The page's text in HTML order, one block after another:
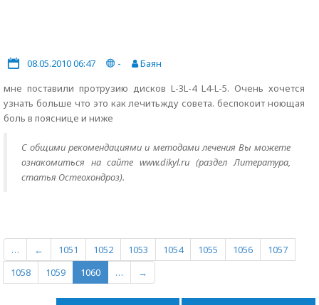
08.05.2010 06:47 -
Баян
мне поставили протрузию дисков L-3L-4 L4-L-5. Очень хочется
узнать больше что это как лечитьжду совета. беспокоит ноющая
боль в пояснице и ниже
С общими рекомендациями и методами лечения Вы можете
ознакомиться на сайте www.dikyl.ru (раздел Литература,
статья Остеохондроз).
… ← 1051 1052 1053 1054 1055 1056
1057
1058
1059 1060 … →